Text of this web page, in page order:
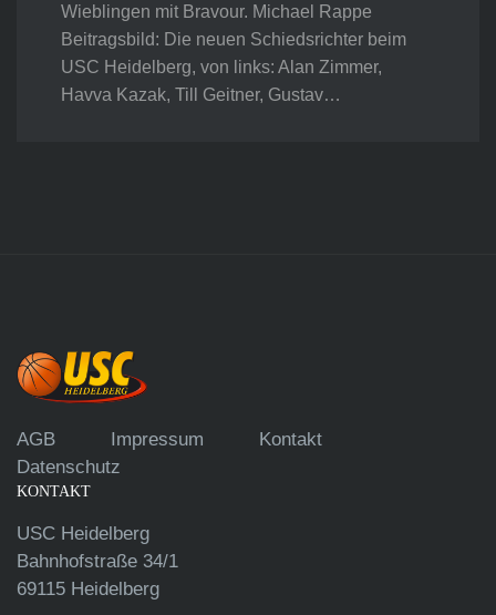
Wieblingen mit Bravour. Michael Rappe
Beitragsbild: Die neuen Schiedsrichter beim
USC Heidelberg, von links: Alan Zimmer,
Havva Kazak, Till Geitner, Gustav…
AGB Impressum
Kontakt
Datenschutz
KONTAKT
USC Heidelberg
Bahnhofstraße 34/1
69115 Heidelberg